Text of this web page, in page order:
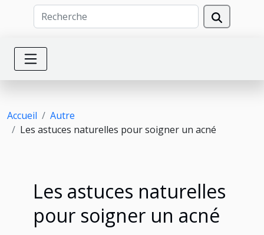
Accueil
Autre
Les astuces naturelles pour soigner un acné
Les astuces naturelles
pour soigner un acné